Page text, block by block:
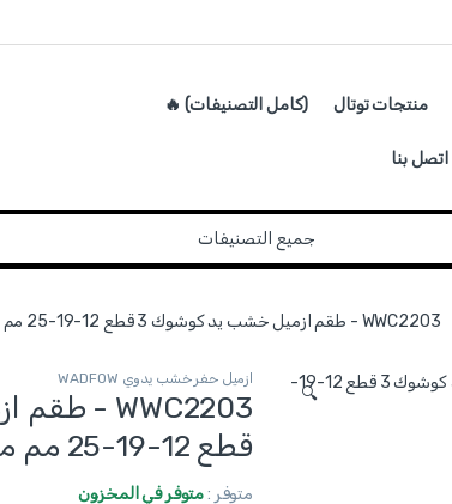
منتجات توتال (كامل التصنيفات) 🔥
اتصل بنا
WWC2203 - طقم ازميل خشب يد كوشوك 3 قطع 12-19-25 مم ماركة WADFOW
🔍
ازميل حفر خشب يدوي WADFOW
قطع 12-19-25 مم ماركة WADFOW
متوفر :متوفر في المخزون